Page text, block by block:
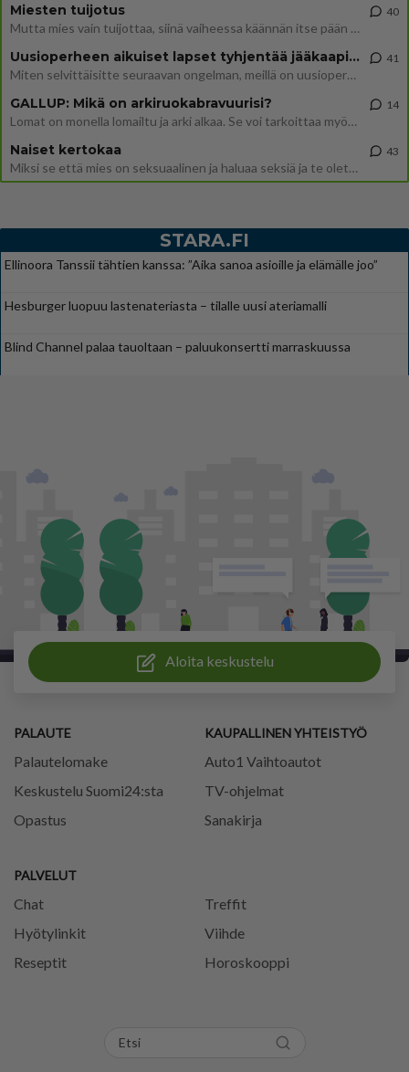
Miesten tuijotus
Mutta mies vain tuijottaa, siinä vaiheessa käännän itse pään pois. Mikä juttu? Yleensä jos joku tuijottaa tai katsoo, hä
40
Uusioperheen aikuiset lapset tyhjentää jääkaapin käydessään
Miten selvittäisitte seuraavan ongelman, meillä on uusioperhe, minulla teini-ikäiset lapset ja puolisolla aikuiset, jotk
41
GALLUP: Mikä on arkiruokabravuurisi?
Lomat on monella lomailtu ja arki alkaa. Se voi tarkoittaa myös sitä, että grillailut on grillattu ja palataan arjen ruo
14
Naiset kertokaa
Miksi se että mies on seksuaalinen ja haluaa seksiä ja te olette hänen mielestänne haluttava on vastenmielistä? Mikä sii
43
STARA.FI
Ellinoora Tanssii tähtien kanssa: ”Aika sanoa asioille ja elämälle joo”
Hesburger luopuu lastenateriasta – tilalle uusi ateriamalli
Blind Channel palaa tauoltaan – paluukonsertti marraskuussa
Aloita keskustelu
PALAUTE
Palautelomake
Keskustelu Suomi24:sta
Opastus
PALVELUT
Chat
Treffit
Hyötylinkit
Viihde
Reseptit
Horoskooppi
KAUPALLINEN YHTEISTYÖ
Auto1 Vaihtoautot
TV-ohjelmat
Sanakirja